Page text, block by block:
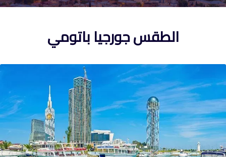
الطقس جورجيا باتومي